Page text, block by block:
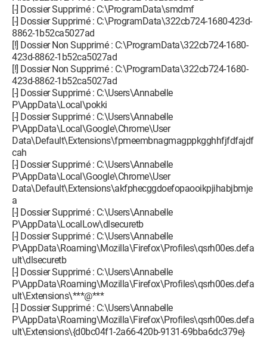
[-] Dossier Supprimé : C:\ProgramData\smdmf
[-] Dossier Supprimé : C:\ProgramData\322cb724-1680-423d-
8862-1b52ca5027ad
[!] Dossier Non Supprimé : C:\ProgramData\322cb724-1680-
423d-8862-1b52ca5027ad
[!] Dossier Non Supprimé : C:\ProgramData\322cb724-1680-
423d-8862-1b52ca5027ad
[-] Dossier Supprimé : C:\Users\Annabelle
P\AppData\Local\pokki
[-] Dossier Supprimé : C:\Users\Annabelle
P\AppData\Local\Google\Chrome\User
Data\Default\Extensions\fpmeembnagmagppkgghhfjfdfajdf
cah
[-] Dossier Supprimé : C:\Users\Annabelle
P\AppData\Local\Google\Chrome\User
Data\Default\Extensions\akfphecggdoefopaooikpjihabjbmje
a
[-] Dossier Supprimé : C:\Users\Annabelle
P\AppData\LocalLow\dlsecuretb
[-] Dossier Supprimé : C:\Users\Annabelle
P\AppData\Roaming\Mozilla\Firefox\Profiles\qsrh00es.defa
ult\dlsecuretb
[-] Dossier Supprimé : C:\Users\Annabelle
P\AppData\Roaming\Mozilla\Firefox\Profiles\qsrh00es.defa
ult\Extensions\***@***
[-] Dossier Supprimé : C:\Users\Annabelle
P\AppData\Roaming\Mozilla\Firefox\Profiles\qsrh00es.defa
ult\Extensions\{d0bc04f1-2a66-420b-9131-69bba6dc379e}